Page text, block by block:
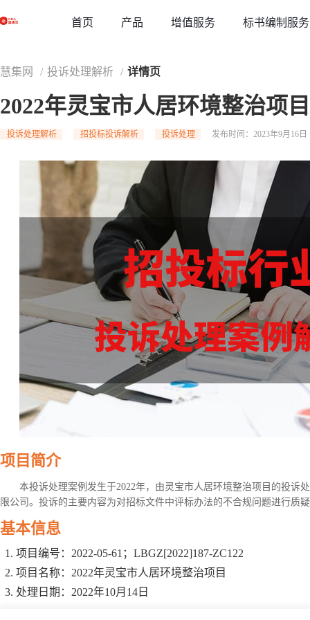
首页 产品 增值服务 标书编制服务
慧集网 / 投诉处理解析 / 详情页
2022年灵宝市人居环境整治项
投诉处理解析 招投标投诉解析 投诉处理 发布时间：2023年9月16日
项目简介
本投诉处理案例发生于2022年，由灵宝市人居环境整治项目的投诉
限公司。投诉的主要内容为对招标文件中评标办法的不合规问题进行质
基本信息
项目编号：2022-05-61；LBGZ[2022]187-ZC122
项目名称：2022年灵宝市人居环境整治项目
处理日期：2022年10月14日